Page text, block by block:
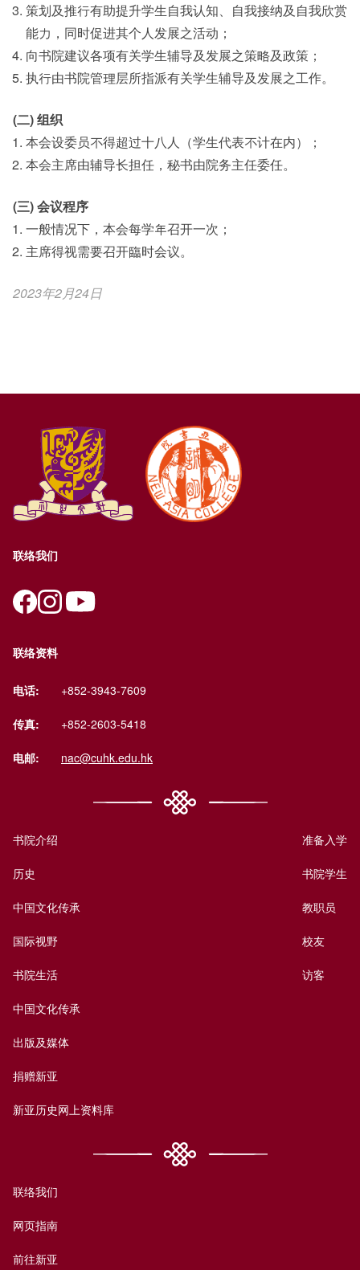
策划及推行有助提升学生自我认知、自我接纳及自我欣赏
能力，同时促进其个人发展之活动；
向书院建议各项有关学生辅导及发展之策略及政策；
执行由书院管理层所指派有关学生辅导及发展之工作。
(二) 组织
本会设委员不得超过十八人（学生代表不计在内）；
本会主席由辅导长担任，秘书由院务主任委任。
(三) 会议程序
一般情况下，本会每学年召开一次；
主席得视需要召开臨时会议。
2023年2月24日
联络我们
联络资料
电话: +852-3943-7609
传真: +852-2603-5418
电邮: nac@cuhk.edu.hk
书院介绍
历史
中国文化传承
国际视野
书院生活
中国文化传承
出版及媒体
捐赠新亚
新亚历史网上资料库
准备入学
书院学生
教职员
校友
访客
联络我们
网页指南
前往新亚